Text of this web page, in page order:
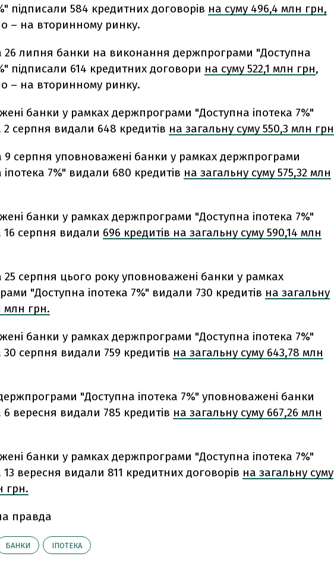
підписали 584 кредитних договорів на суму 496,4 млн грн,
– на вторинному ринку.
26 липня банки на виконання держпрограми "Доступна
підписали 614 кредитних договори на суму 522,1 млн грн,
– на вторинному ринку.
банки у рамках держпрограми "Доступна іпотека 7%"
2 серпня видали 648 кредитів на загальну суму 550,3 млн грн
9 серпня уповноважені банки у рамках держпрограми
7%" видали 680 кредитів на загальну суму 575,32 млн
банки у рамках держпрограми "Доступна іпотека 7%"
16 серпня видали 696 кредитів на загальну суму 590,14 млн
25 серпня цього року уповноважені банки у рамках
"Доступна іпотека 7%" видали 730 кредитів на загальну
млн грн.
банки у рамках держпрограми "Доступна іпотека 7%"
серпня видали 759 кредитів на загальну суму 643,78 млн
"Доступна іпотека 7%" уповноважені банки
вересня видали 785 кредитів на загальну суму 667,26 млн
банки у рамках держпрограми "Доступна іпотека 7%"
вересня видали 811 кредитних договорів на загальну суму
грн.
правда
БАНКИ ІПОТЕКА